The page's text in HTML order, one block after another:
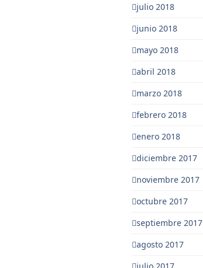
julio 2018
junio 2018
mayo 2018
abril 2018
marzo 2018
febrero 2018
enero 2018
diciembre 2017
noviembre 2017
octubre 2017
septiembre 2017
agosto 2017